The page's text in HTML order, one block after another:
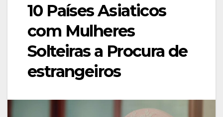
10 Países Asiaticos
com Mulheres
Solteiras a Procura de
estrangeiros